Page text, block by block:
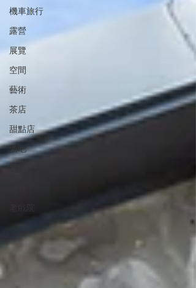
機車旅行
露營
展覽
空間
藝術
茶店
甜點店
酒吧
餐廳